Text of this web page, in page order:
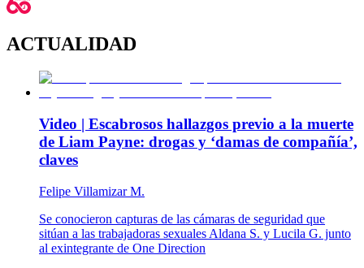
ACTUALIDAD
Video | Escabrosos hallazgos previo a la muerte
de Liam Payne: drogas y ‘damas de compañía’,
claves
Felipe Villamizar M.
Se conocieron capturas de las cámaras de seguridad que
sitúan a las trabajadoras sexuales Aldana S. y Lucila G. junto
al exintegrante de One Direction